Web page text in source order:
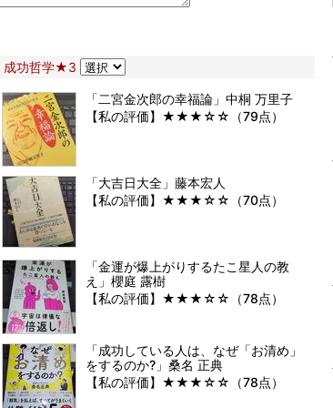
成功哲学★3
「二宮金次郎の幸福論」中桐 万里子
【私の評価】★★★☆☆（79点）
「大吉日大全」藤本宏人
【私の評価】★★★☆☆（70点）
「金運が爆上がりするたこ星人の教
え」櫻庭 露樹
【私の評価】★★★☆☆（78点）
「成功している人は、なぜ「お清め」
をするのか?」桑名 正典
【私の評価】★★★☆☆（78点）